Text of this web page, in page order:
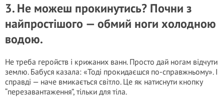
3. Не можеш прокинутись? Почни з
найпростішого — обмий ноги холодною
водою.
Не треба геройств і крижаних ванн. Просто дай ногам відчути
землю. Бабуся казала: «Тоді прокидаєшся по-справжньому». І
справді — наче вмикається світло. Це як натиснути кнопку
“перезавантаження”, тільки для тіла.